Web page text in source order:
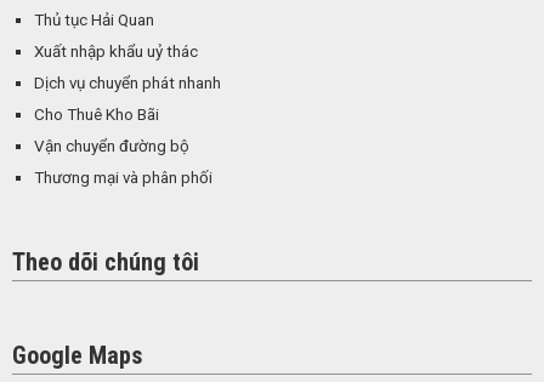
Thủ tục Hải Quan
Xuất nhập khẩu uỷ thác
Dịch vụ chuyển phát nhanh
Cho Thuê Kho Bãi
Vận chuyển đường bộ
Thương mại và phân phối
Theo dõi chúng tôi
Google Maps